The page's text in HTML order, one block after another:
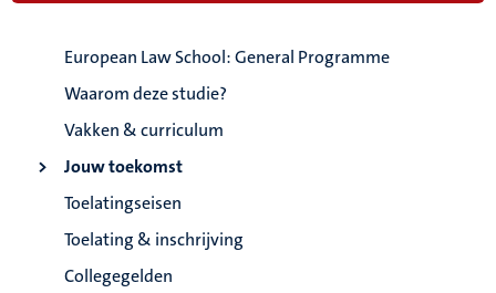
European Law School: General Programme
Waarom deze studie?
Vakken & curriculum
Jouw toekomst
Toelatingseisen
Toelating & inschrijving
Collegegelden